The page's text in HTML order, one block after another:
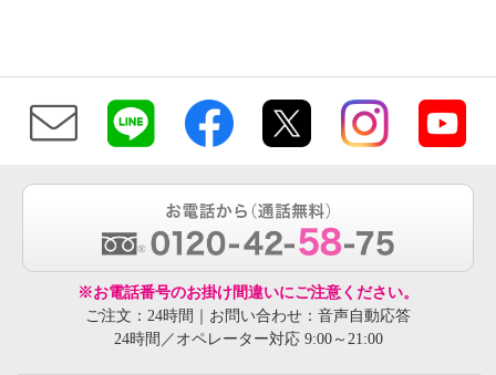
※お電話番号のお掛け間違いにご注意ください。
ご注文：24時間｜お問い合わせ：音声自動応答
24時間／オペレーター対応 9:00～21:00